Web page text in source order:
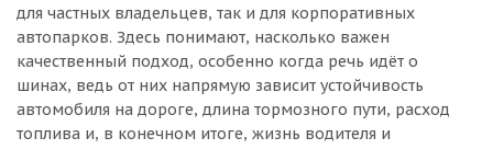
для частных владельцев, так и для корпоративных
автопарков. Здесь понимают, насколько важен
качественный подход, особенно когда речь идёт о
шинах, ведь от них напрямую зависит устойчивость
автомобиля на дороге, длина тормозного пути, расход
топлива и, в конечном итоге, жизнь водителя и